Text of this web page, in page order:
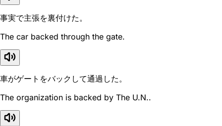
事実で主張を裏付けた。
The car backed through the gate.
車がゲートをバックして通過した。
The organization is backed by The U.N..